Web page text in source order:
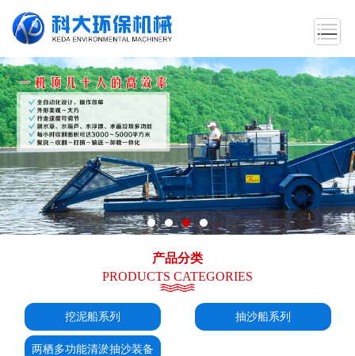
产品分类
PRODUCTS CATEGORIES
挖泥船系列 抽沙船系列
两栖多功能清淤抽沙装备